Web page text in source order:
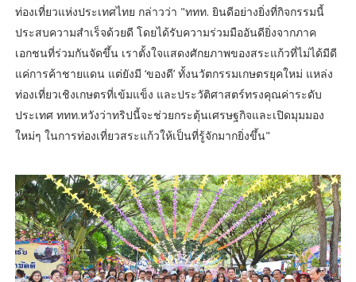
ท่องเที่ยวแห่งประเทศไทย กล่าวว่า "ททท. ยินดีอย่างยิ่งที่กิจกรรมนี้
ประสบความสำเร็จด้วยดี โดยได้รับความร่วมมืออันดียิ่งจากภาค
เอกชนที่ร่วมกันจัดขึ้น เราตั้งใจแสดงศักยภาพของสระแก้วที่ไม่ได้มีดี
แค่การค้าชายแดน แต่ยังมี ‘ของดี’ ทั้งนวัตกรรมเกษตรยุคใหม่ แหล่ง
ท่องเที่ยวเชิงเกษตรที่เข้มแข็ง และประวัติศาสตร์ทรงคุณค่าระดับ
ประเทศ ททท.หวังว่าทริปนี้จะช่วยกระตุ้นเศรษฐกิจและเปิดมุมมอง
ใหม่ๆ ในการท่องเที่ยวสระแก้วให้เป็นที่รู้จักมากยิ่งขึ้น"